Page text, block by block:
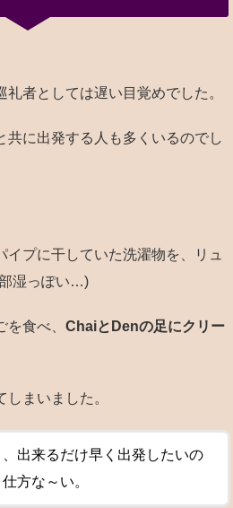
礼者としては遅い目覚めでした。
共に出発する人も多くいるのでし
プに干していた洗濯物を、リュ
湿っぽい…)
食べ、 ChaiとDenの足にクリー
しまいました。
、出来るだけ早く出発したいの
方な～い。